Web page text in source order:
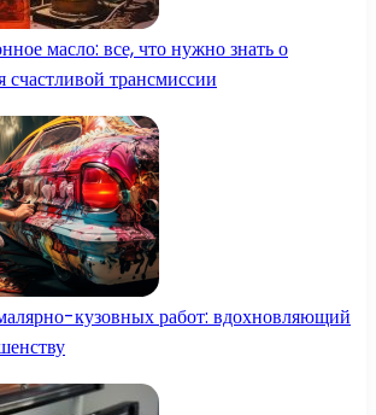
масло: все, что нужно знать о
счастливой трансмиссии
кузовных работ: вдохновляющий